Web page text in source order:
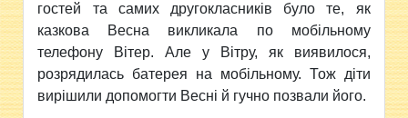
гостей та самих другокласників було те, як
казкова Весна викликала по мобільному
телефону Вітер. Але у Вітру, як виявилося,
розрядилась батерея на мобільному. Тож діти
вирішили допомогти Весні й гучно позвали його.